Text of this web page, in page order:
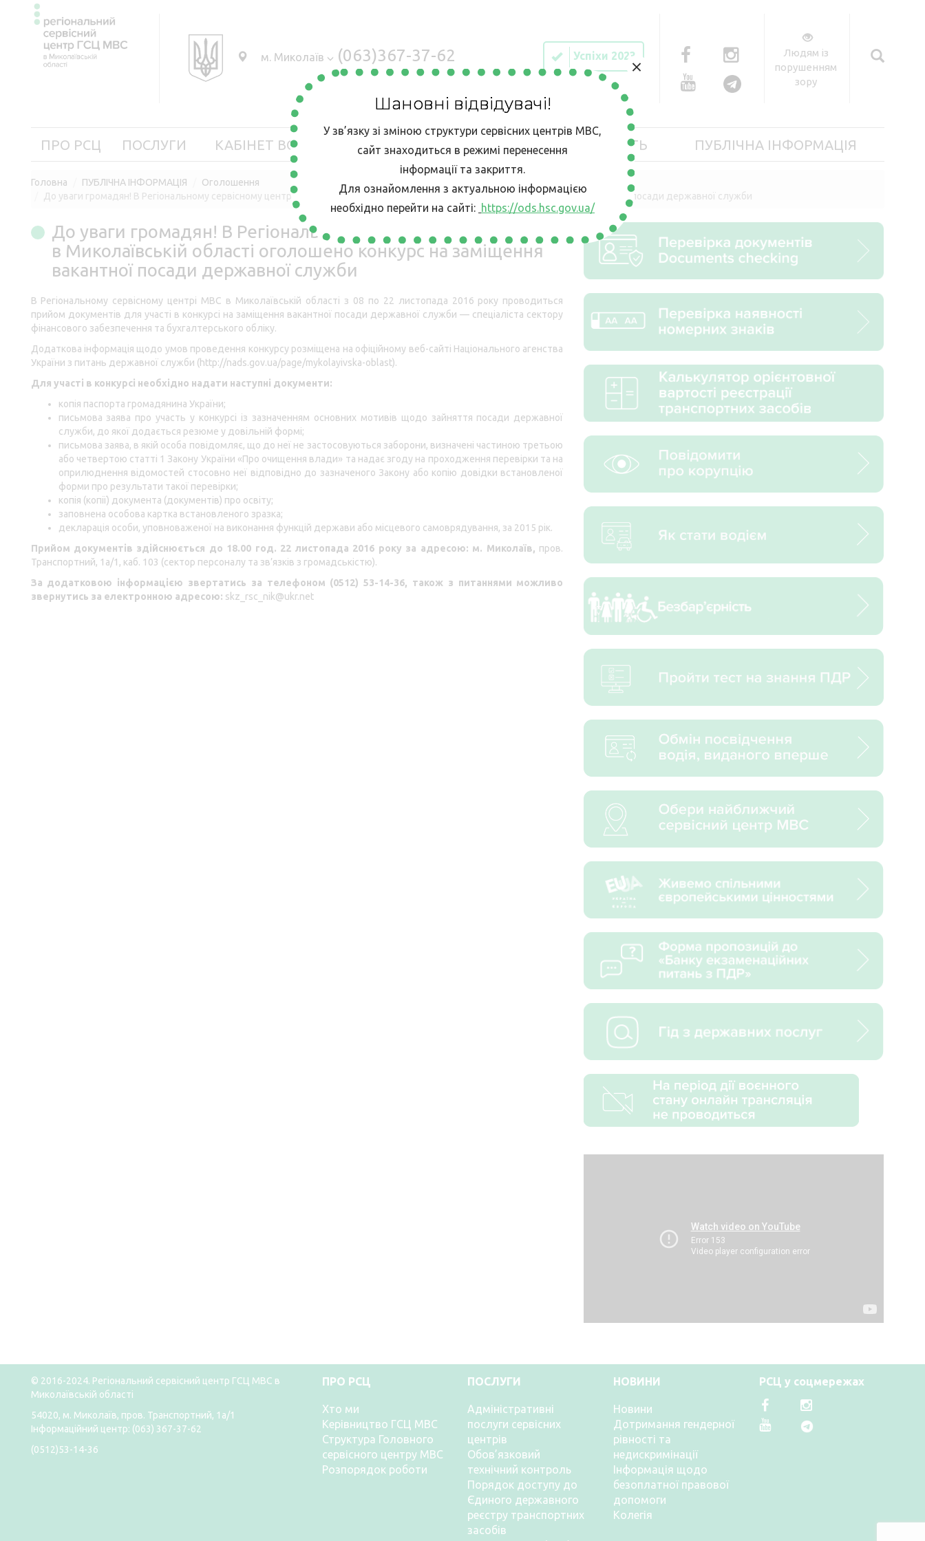
м. Миколаїв (063)367-37-62 Успіхи 2023
Людям із
порушенням
зору
ПРО РСЦ ПОСЛУГИ КАБІНЕТ ВОДІЯ Е-ЗАПИС КОНТАКТИ БЕЗБАР’ЄРНІСТЬ ПУБЛІЧНА ІНФОРМАЦІЯ
Головна ПУБЛІЧНА ІНФОРМАЦІЯ
Оголошення
До уваги громадян! В Регіональному сервісному центрі МВС в Миколаївській області оголошено конкурс на заміщення вакантної посади державної служби
До уваги громадян! В Регіональному сервісному центрі МВС
в Миколаївській області оголошено конкурс на заміщення
вакантної посади державної служби
В Регіональному сервісному центрі МВС в Миколаївській області з 08 по 22 листопада 2016 року проводиться
прийом документів для участі в конкурсі на заміщення вакантної посади державної служби — спеціаліста сектору
фінансового забезпечення та бухгалтерського обліку.
Додаткова інформація щодо умов проведення конкурсу розміщена на офіційному веб-сайті Національного агенства
України з питань державної служби (http://nads.gov.ua/page/mykolayivska-oblast).
Для участі в конкурсі необхідно надати наступні документи:
копія паспорта громадянина України;
письмова заява про участь у конкурсі із зазначенням основних мотивів щодо зайняття посади державної
служби, до якої додається резюме у довільній формі;
письмова заява, в якій особа повідомляє, що до неї не застосовуються заборони, визначені частиною третьою
або четвертою статті 1 Закону України «Про очищення влади» та надає згоду на проходження перевірки та на
оприлюднення відомостей стосовно неї відповідно до зазначеного Закону або копію довідки встановленої
форми про результати такої перевірки;
копія (копії) документа (документів) про освіту;
заповнена особова картка встановленого зразка;
декларація особи, уповноваженої на виконання функцій держави або місцевого самоврядування, за 2015 рік.
Прийом документів здійснюється до 18.00 год. 22 листопада 2016 року за адресою: м. Миколаїв, пров.
Транспортний, 1а/1, каб. 103 (сектор персоналу та зв’язків з громадськістю).
За додатковою інформацією звертатись за телефоном (0512) 53-14-36, також з питаннями можливо
звернутись за електронною адресою: skz_rsc_nik@ukr.net
© 2016-2024. Регіональний сервісний центр ГСЦ МВС в
Миколаївській області
54020, м. Миколаїв, пров. Транспортний, 1а/1
Інформаційний центр: (063) 367-37-62
(0512)53-14-36
ПРО РСЦ
Хто ми
Керівництво ГСЦ МВС
Структура Головного
сервісного центру МВС
Розпорядок роботи
ПОСЛУГИ
Адміністративні
послуги сервісних
центрів
Обов’язковий
технічний контроль
Порядок доступу до
Єдиного державного
реєстру транспортних
засобів
НОВИНИ
Новини
Дотримання гендерної
рівності та
недискримінації
Інформація щодо
безоплатної правової
допомоги
Колегія
РСЦ у соцмережах
Шановні відвідувачі!
У зв’язку зі зміною структури сервісних центрів МВС,
сайт знаходиться в режимі перенесення
інформації та закриття.
Для ознайомлення з актуальною інформацією
необхідно перейти на сайті: https://ods.hsc.gov.ua/
×